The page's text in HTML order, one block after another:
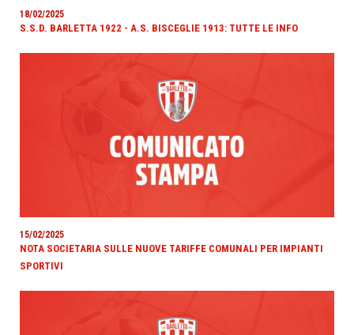
18/02/2025
S.S.D. BARLETTA 1922 - A.S. BISCEGLIE 1913: TUTTE LE INFO
15/02/2025
NOTA SOCIETARIA SULLE NUOVE TARIFFE COMUNALI PER IMPIANTI
SPORTIVI